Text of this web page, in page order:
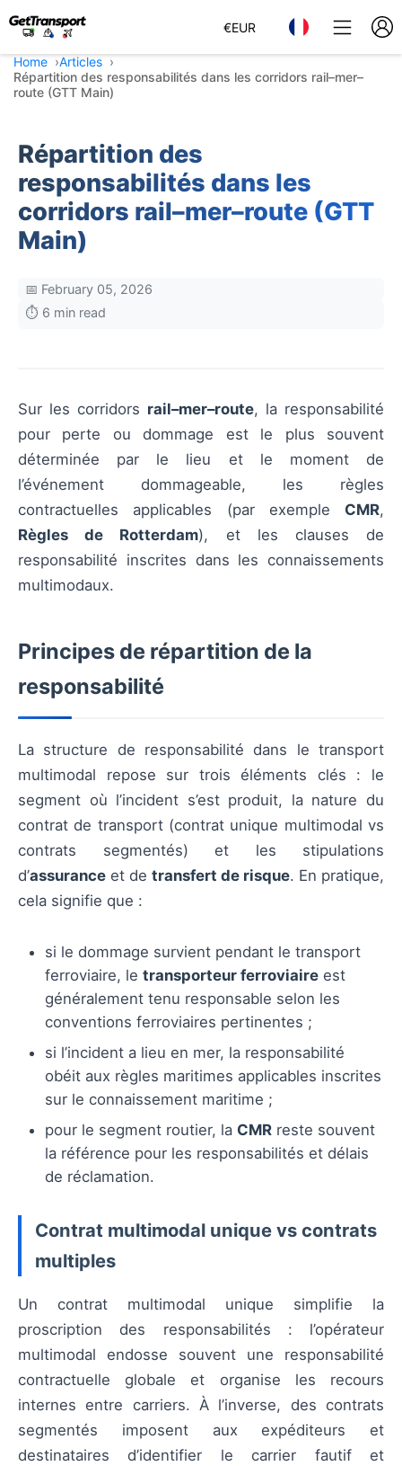
€EUR
Home
Articles
Répartition des responsabilités dans les corridors rail–mer–
route (GTT Main)
Répartition des
responsabilités dans les
corridors rail–mer–route (GTT
Main)
📅 February 05, 2026
⏱️ 6 min read
Sur les corridors rail–mer–route, la responsabilité
pour perte ou dommage est le plus souvent
déterminée par le lieu et le moment de
l’événement dommageable, les règles
contractuelles applicables (par exemple CMR,
Règles de Rotterdam), et les clauses de
responsabilité inscrites dans les connaissements
multimodaux.
Principes de répartition de la
responsabilité
La structure de responsabilité dans le transport
multimodal repose sur trois éléments clés : le
segment où l’incident s’est produit, la nature du
contrat de transport (contrat unique multimodal vs
contrats segmentés) et les stipulations
d’assurance et de transfert de risque. En pratique,
cela signifie que :
si le dommage survient pendant le transport
ferroviaire, le transporteur ferroviaire est
généralement tenu responsable selon les
conventions ferroviaires pertinentes ;
si l’incident a lieu en mer, la responsabilité
obéit aux règles maritimes applicables inscrites
sur le connaissement maritime ;
pour le segment routier, la CMR reste souvent
la référence pour les responsabilités et délais
de réclamation.
Contrat multimodal unique vs contrats
multiples
Un contrat multimodal unique simplifie la
proscription des responsabilités : l’opérateur
multimodal endosse souvent une responsabilité
contractuelle globale et organise les recours
internes entre carriers. À l’inverse, des contrats
segmentés imposent aux expéditeurs et
destinataires d’identifier le carrier fautif et